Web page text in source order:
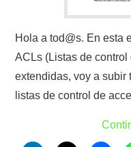
Hola a tod@s. En esta
ACLs (Listas de
extendidas, voy a subir
listas de control de